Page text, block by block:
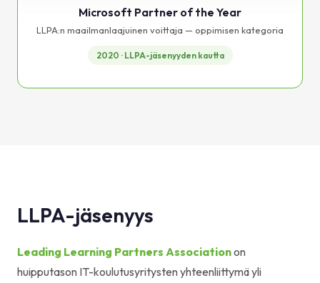
Microsoft Partner of the Year
LLPA:n maailmanlaajuinen voittaja — oppimisen kategoria
2020 · LLPA-jäsenyyden kautta
LLPA-jäsenyys
Leading Learning Partners Associationon
huipputason IT-koulutusyritysten yhteenliittymä yli